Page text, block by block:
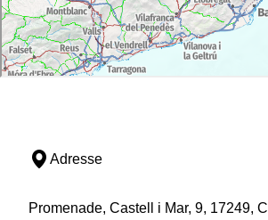
Adresse
Promenade, Castell i Mar, 9, 17249,